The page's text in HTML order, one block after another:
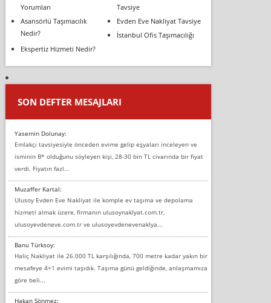
Yorumları
Tavsiye
Asansörlü Taşımacılık
Nedir?
Evden Eve Nakliyat Tavsiye
İstanbul Ofis Taşımacılığı
Ekspertiz Hizmeti Nedir?
SON DEFTER MESAJLARI
Yasemin Dolunay:
Emlakçı tavsiyesiyle önceden evime gelip eşyaları inceleyen ve
isminin B* olduğunu söyleyen kişi, 28-30 bin TL civarında bir fiyat
verdi. Fiyatın fazl...
Muzaffer Kartal:
Ulusoy Evden Eve Nakliyat ile komple ev taşıma ve depolama
hizmeti almak üzere, firmanın ulusoynaklyat.com.tr,
ulusoyevdeneve.com.tr ve ulusoyevdenevenaklya...
Banu Türksoy:
Haliç Nakliyat ile 26.000 TL karşılığında, 700 metre kadar yakın bir
mesafeye 4+1 evimi taşıdık. Taşıma günü geldiğinde, anlaşmamıza
göre beli...
Hakan Sönmez: